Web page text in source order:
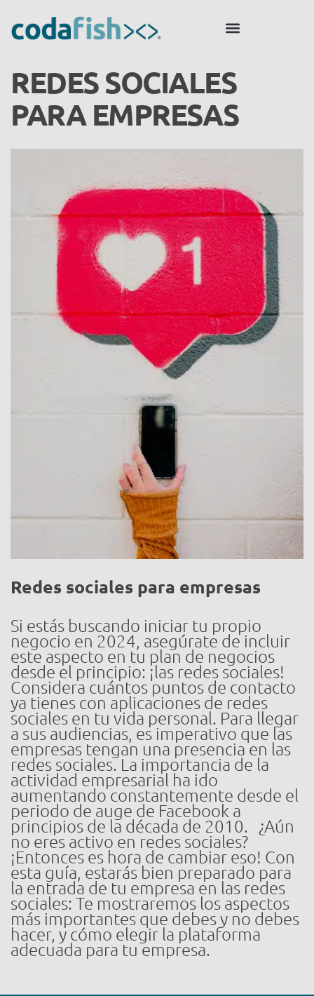
REDES SOCIALES
PARA EMPRESAS
Redes sociales para empresas
Si estás buscando iniciar tu propio
negocio en 2024, asegúrate de incluir
este aspecto en tu plan de negocios
desde el principio: ¡las redes sociales!
Considera cuántos puntos de contacto
ya tienes con aplicaciones de redes
sociales en tu vida personal. Para llegar
a sus audiencias, es imperativo que las
empresas tengan una presencia en las
redes sociales. La importancia de la
actividad empresarial ha ido
aumentando constantemente desde el
periodo de auge de Facebook a
principios de la década de 2010. ¿Aún
no eres activo en redes sociales?
¡Entonces es hora de cambiar eso! Con
esta guía, estarás bien preparado para
la entrada de tu empresa en las redes
sociales: Te mostraremos los aspectos
más importantes que debes y no debes
hacer, y cómo elegir la plataforma
adecuada para tu empresa.